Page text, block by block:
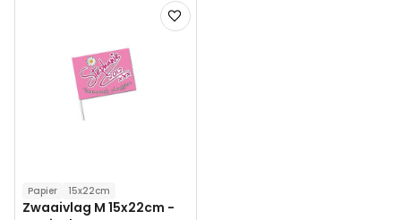
Voeg
toe
Papier 15x22cm
Zwaaivlag M 15x22cm -